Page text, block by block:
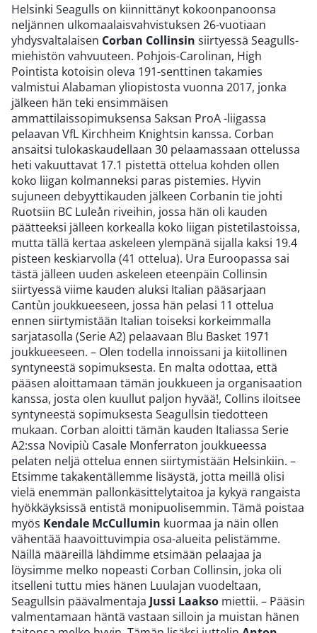
Helsinki Seagulls on kiinnittänyt kokoonpanoonsa
neljännen ulkomaalaisvahvistuksen 26-vuotiaan
yhdysvaltalaisen Corban Collinsin siirtyessä Seagulls-
miehistön vahvuuteen. Pohjois-Carolinan, High
Pointista kotoisin oleva 191-senttinen takamies
valmistui Alabaman yliopistosta vuonna 2017, jonka
jälkeen hän teki ensimmäisen
ammattilaissopimuksensa Saksan ProA -liigassa
pelaavan VfL Kirchheim Knightsin kanssa. Corban
ansaitsi tulokaskaudellaan 30 pelaamassaan ottelussa
heti vakuuttavat 17.1 pistettä ottelua kohden ollen
koko liigan kolmanneksi paras pistemies. Hyvin
sujuneen debyyttikauden jälkeen Corbanin tie johti
Ruotsiin BC Luleån riveihin, jossa hän oli kauden
päätteeksi jälleen korkealla koko liigan pistetilastoissa,
mutta tällä kertaa askeleen ylempänä sijalla kaksi 19.4
pisteen keskiarvolla (41 ottelua). Ura Euroopassa sai
tästä jälleen uuden askeleen eteenpäin Collinsin
siirtyessä viime kauden aluksi Italian pääsarjaan
Cantùn joukkueeseen, jossa hän pelasi 11 ottelua
ennen siirtymistään Italian toiseksi korkeimmalla
sarjatasolla (Serie A2) pelaavaan Blu Basket 1971
joukkueeseen. – Olen todella innoissani ja kiitollinen
syntyneestä sopimuksesta. En malta odottaa, että
pääsen aloittamaan tämän joukkueen ja organisaation
kanssa, josta olen kuullut paljon hyvää!, Collins iloitsee
syntyneestä sopimuksesta Seagullsin tiedotteen
mukaan. Corban aloitti tämän kauden Italiassa Serie
A2:ssa Novipiù Casale Monferraton joukkueessa
pelaten neljä ottelua ennen siirtymistään Helsinkiin. –
Etsimme takakentällemme lisäystä, jotta meillä olisi
vielä enemmän pallonkäsittelytaitoa ja kykyä rangaista
hyökkäyksissä entistä monipuolisemmin. Tämä poistaa
myös Kendale McCullumin kuormaa ja näin ollen
vähentää haavoittuvimpia osa-alueita pelistämme.
Näillä määreillä lähdimme etsimään pelaajaa ja
löysimme melko nopeasti Corban Collinsin, joka oli
itselleni tuttu mies hänen Luulajan vuodeltaan,
Seagullsin päävalmentaja Jussi Laakso miettii. – Pääsin
valmentamaan häntä vastaan silloin ja muistan hänen